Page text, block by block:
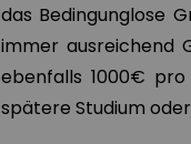
das Bedingunglose
immer ausreichend
ebenfalls 1000€
spätere Studium